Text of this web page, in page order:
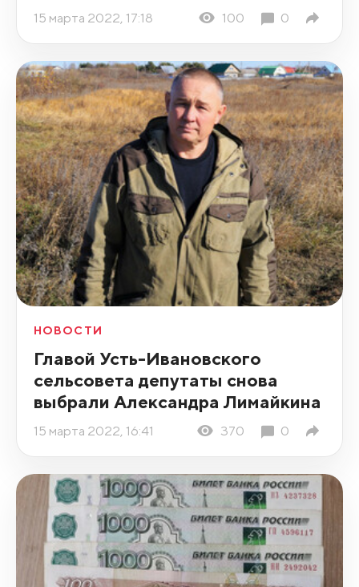
15 марта 2022, 17:18 100 0
НОВОСТИ
Главой Усть-Ивановского
сельсовета депутаты снова
выбрали Александра Лимайкина
15 марта 2022, 16:41 370 0